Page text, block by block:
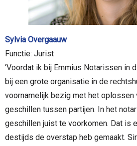
Sylvia Overgaauw
Functie: Jurist
‘Voordat ik bij Emmius Notarissen in
bij een grote organisatie in de
voornamelijk bezig met het oplossen
geschillen tussen partijen. In het
geschillen juist te voorkomen. Dat is
destijds de overstap heb gemaakt.